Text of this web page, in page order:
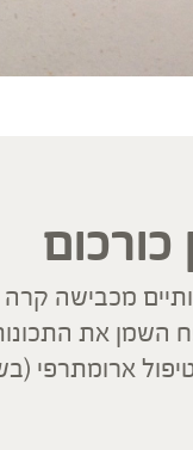
כורכום
מכבישה
השמן את
ארומתרפי